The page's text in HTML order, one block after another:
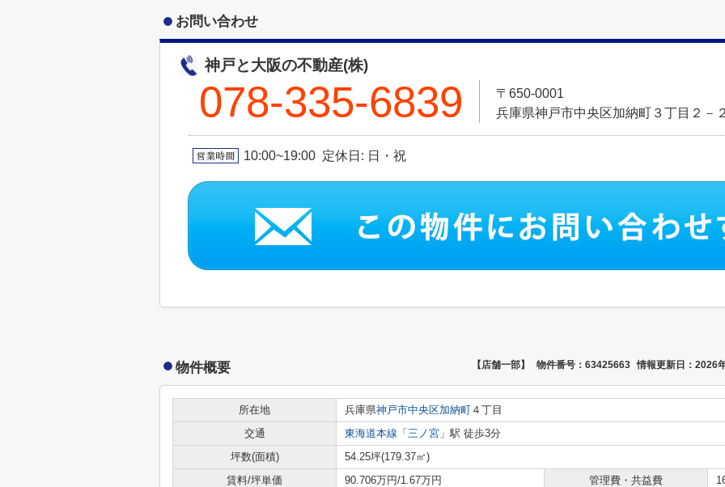
お問い合わせ
神戸と大阪の不動産(株)
078-335-6839
〒650-0001
兵庫県神戸市中央区加納町３丁目２－
10:00~19:00 定休日: 日・祝
物件概要 【店舗一部】 物件番号：63425663 情報更新日：2026
所在地 兵庫県神戸市中央区加納町 ４丁目
交通
東海道本線 「 三ノ宮 」駅 徒歩3分
坪数(面積)
54.25坪(179.37㎡)
賃料/坪単価
90.706万円/1.67万円 管理費・共益費